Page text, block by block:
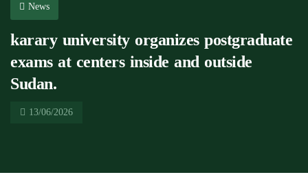
News
karary university organizes postgraduate
exams at centers inside and outside
Sudan.
13/06/2026